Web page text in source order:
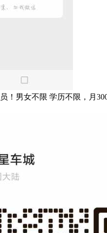
！男女不限 学历不限，月